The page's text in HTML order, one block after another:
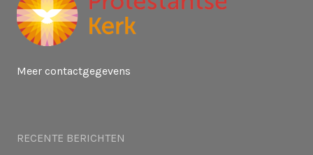
Meer contactgegevens
RECENTE BERICHTEN